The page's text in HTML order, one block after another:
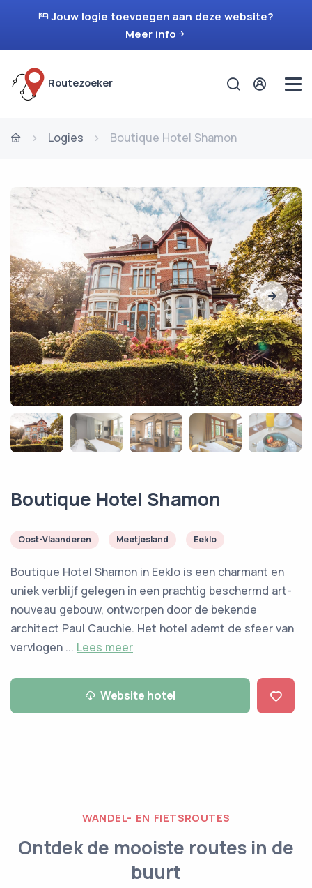
Jouw logie toevoegen aan deze website?
Meer info
Routezoeker
Logies Boutique Hotel Shamon
Boutique Hotel Shamon
Oost-Vlaanderen Meetjesland Eeklo
Boutique Hotel Shamon in Eeklo is een charmant en
uniek verblijf gelegen in een prachtig beschermd art-
nouveau gebouw, ontworpen door de bekende
architect Paul Cauchie. Het hotel ademt de sfeer van
vervlogen ... Lees meer
Website hotel
WANDEL- EN FIETSROUTES
Ontdek de mooiste routes in de
buurt